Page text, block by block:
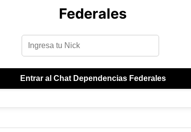
Federales
Entrar al Chat Dependencias Federales